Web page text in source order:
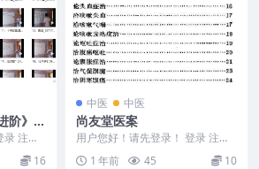
阶》视
注册
视频27
16
中医 中医
尚友堂医案
用户您好！请先登录！ 登录 注册
1 年前 45 10